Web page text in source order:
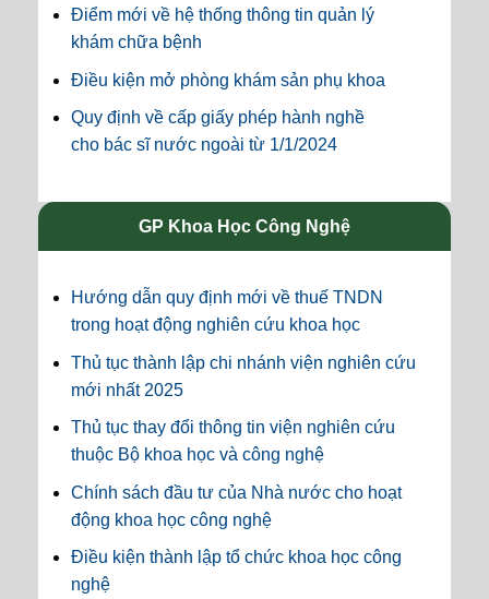
Điểm mới về hệ thống thông tin quản lý
khám chữa bệnh
Điều kiện mở phòng khám sản phụ khoa
Quy định về cấp giấy phép hành nghề
cho bác sĩ nước ngoài từ 1/1/2024
GP Khoa Học Công Nghệ
Hướng dẫn quy định mới về thuế TNDN
trong hoạt động nghiên cứu khoa học
Thủ tục thành lập chi nhánh viện nghiên cứu
mới nhất 2025
Thủ tục thay đổi thông tin viện nghiên cứu
thuộc Bộ khoa học và công nghệ
Chính sách đầu tư của Nhà nước cho hoạt
động khoa học công nghệ
Điều kiện thành lập tổ chức khoa học công
nghệ